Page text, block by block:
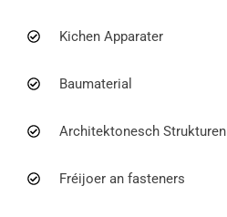
Kichen Apparater
Baumaterial
Architektonesch Strukturen
Fréijoer an fasteners